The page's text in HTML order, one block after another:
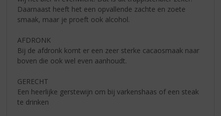
Daarnaast heeft het een opvallende zachte en zoete
smaak, maar je proeft ook alcohol.
AFDRONK
Bij de afdronk komt er een zeer sterke cacaosmaak naar
boven die ook wel even aanhoudt.
GERECHT
Een heerlijke gerstewijn om bij varkenshaas of een steak
te drinken